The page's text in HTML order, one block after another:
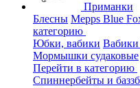
Приманки
Блесны Mepps Blue
категорию
Юбки, вабики Вабики
Мормышки судаковые
Перейти в категорию
Спиннербейты и